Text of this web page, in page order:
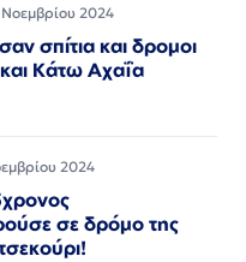
2024
σπίτια και δρομοι
Κάτω Αχαΐα
2024
σε δρόμο της